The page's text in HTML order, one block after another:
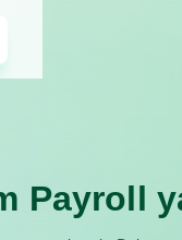
Payroll